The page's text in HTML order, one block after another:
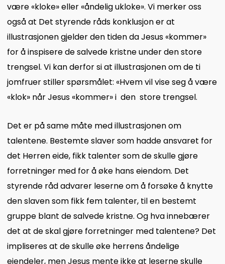
være «kloke» eller «åndelig ukloke». Vi merker oss
også at Det styrende råds konklusjon er at
illustrasjonen gjelder den tiden da Jesus «kommer»
for å inspisere de salvede kristne under den store
trengsel. Vi kan derfor si at illustrasjonen om de ti
jomfruer stiller spørsmålet: «Hvem vil vise seg å være
«klok» når Jesus «kommer» i den store trengsel.
Det er på same måte med illustrasjonen om
talentene. Bestemte slaver som hadde ansvaret for
det Herren eide, fikk talenter som de skulle gjøre
forretninger med for å øke hans eiendom. Det
styrende råd advarer leserne om å forsøke å knytte
den slaven som fikk fem talenter, til en bestemt
gruppe blant de salvede kristne. Og hva innebærer
det at de skal gjøre forretninger med talentene? Det
impliseres at de skulle øke herrens åndelige
eiendeler, men Jesus mente ikke at leserne skulle